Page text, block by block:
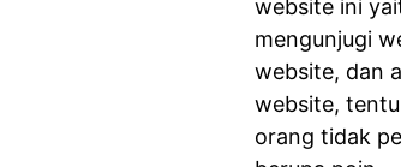
website ini
mengunjugi
website, dan
website,
orang tidak